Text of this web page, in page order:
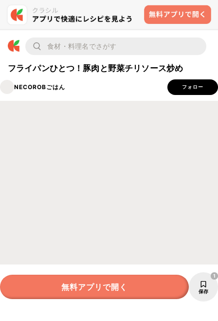
フライパンひとつ！豚肉と野菜チリソース炒め
NECOROBごはん フォロー
無料アプリで開く 保存
1